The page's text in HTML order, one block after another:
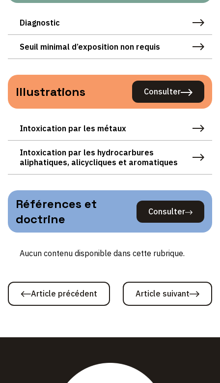
Diagnostic
Seuil minimal d’exposition non requis
Illustrations ConsulterIllustrations
Intoxication par les métaux
Intoxication par les hydrocarbures
aliphatiques, alicycliques et aromatiques
Références et
doctrine
ConsulterRéférences
et
doctrine
Aucun contenu disponible dans cette rubrique.
Article précédent
29.
Présomption
Article suivant
29.
ANNEXE
–